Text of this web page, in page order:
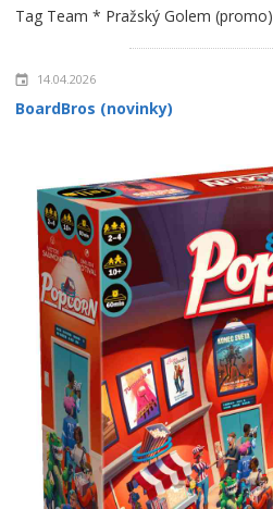
Tag Team * Pražský Golem (promo)
14.04.2026
BoardBros (novinky)